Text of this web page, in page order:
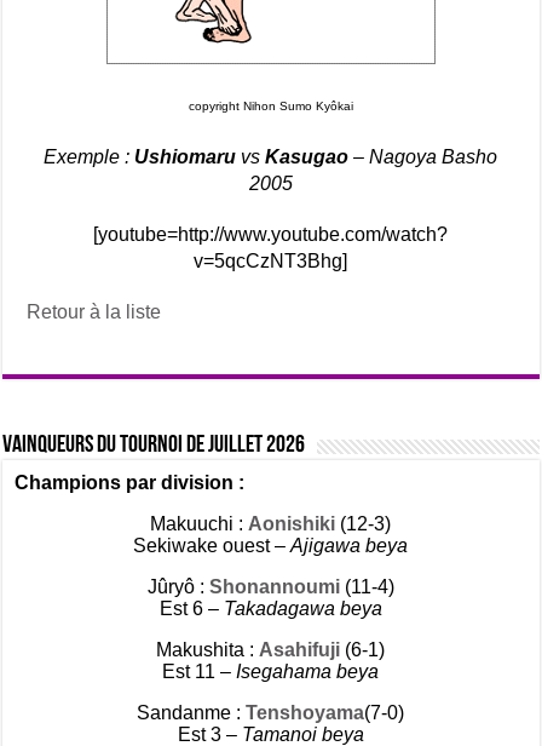
copyright Nihon Sumo Kyôkai
Exemple : Ushiomaru vsKasugao – Nagoya Basho
2005
[youtube=http://www.youtube.com/watch?
v=5qcCzNT3Bhg]
Retour à la liste
Vainqueurs du tournoi de Juillet 2026
Champions par division :
Makuuchi : Aonishiki (12-3)
Sekiwake ouest –Ajigawa beya
Jûryô : Shonannoumi (11-4)
Est 6 – Takadagawa beya
Makushita : Asahifuji (6-1)
Est 11 –Isegahama beya
Sandanme :Tenshoyama(7-0)
Est 3 – Tamanoi beya